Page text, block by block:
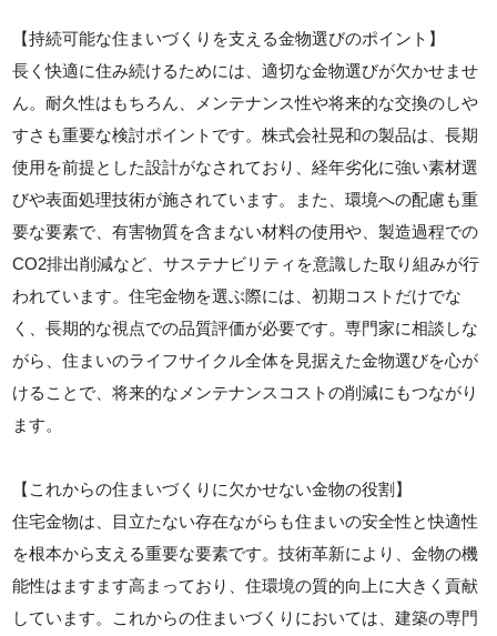
【持続可能な住まいづくりを支える金物選びのポイント】
長く快適に住み続けるためには、適切な金物選びが欠かせませ
ん。耐久性はもちろん、メンテナンス性や将来的な交換のしや
すさも重要な検討ポイントです。株式会社晃和の製品は、長期
使用を前提とした設計がなされており、経年劣化に強い素材選
びや表面処理技術が施されています。また、環境への配慮も重
要な要素で、有害物質を含まない材料の使用や、製造過程での
CO2排出削減など、サステナビリティを意識した取り組みが行
われています。住宅金物を選ぶ際には、初期コストだけでな
く、長期的な視点での品質評価が必要です。専門家に相談しな
がら、住まいのライフサイクル全体を見据えた金物選びを心が
けることで、将来的なメンテナンスコストの削減にもつながり
ます。
【これからの住まいづくりに欠かせない金物の役割】
住宅金物は、目立たない存在ながらも住まいの安全性と快適性
を根本から支える重要な要素です。技術革新により、金物の機
能性はますます高まっており、住環境の質的向上に大きく貢献
しています。これからの住まいづくりにおいては、建築の専門